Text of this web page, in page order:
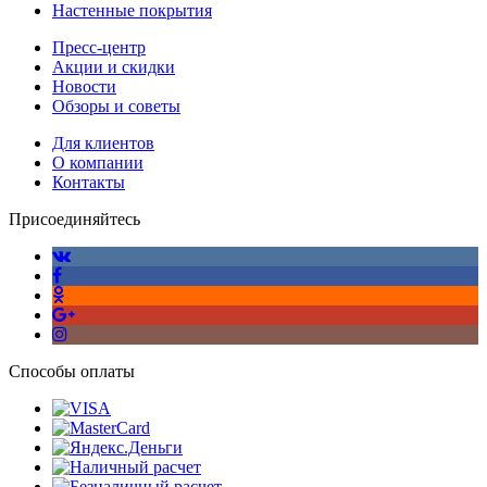
Настенные покрытия
Пресс-центр
Акции и скидки
Новости
Обзоры и советы
Для клиентов
О компании
Контакты
Присоединяйтесь
Способы оплаты